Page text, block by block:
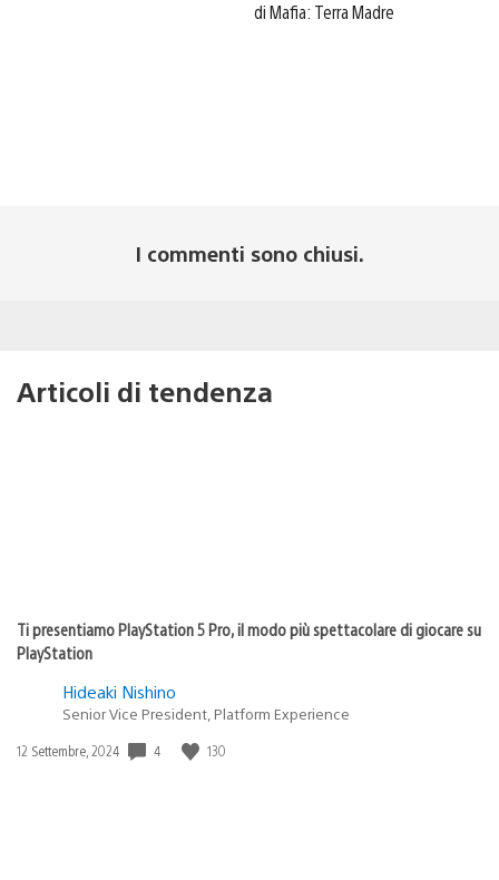
di Mafia: Terra Madre
I commenti sono chiusi.
Articoli di tendenza
Ti presentiamo PlayStation 5 Pro, il modo più spettacolare di giocare su
PlayStation
Hideaki Nishino
Senior Vice President, Platform Experience
Data
12 Settembre, 2024 4 130